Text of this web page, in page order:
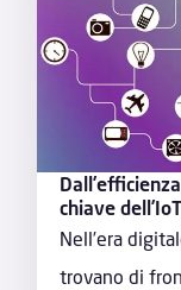
chiave dell’IoT
Nell’era
trovano di